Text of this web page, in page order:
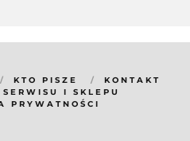
KTO PISZE
KONTAKT
I SKLEPU
PRYWATNOŚCI